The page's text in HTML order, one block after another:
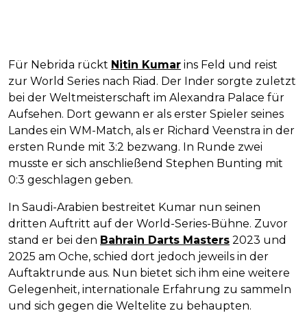
Für Nebrida rückt Nitin Kumar ins Feld und reist
zur World Series nach Riad. Der Inder sorgte zuletzt
bei der Weltmeisterschaft im Alexandra Palace für
Aufsehen. Dort gewann er als erster Spieler seines
Landes ein WM-Match, als er Richard Veenstra in der
ersten Runde mit 3:2 bezwang. In Runde zwei
musste er sich anschließend Stephen Bunting mit
0:3 geschlagen geben.
In Saudi-Arabien bestreitet Kumar nun seinen
dritten Auftritt auf der World-Series-Bühne. Zuvor
stand er bei den Bahrain Darts Masters 2023 und
2025 am Oche, schied dort jedoch jeweils in der
Auftaktrunde aus. Nun bietet sich ihm eine weitere
Gelegenheit, internationale Erfahrung zu sammeln
und sich gegen die Weltelite zu behaupten.